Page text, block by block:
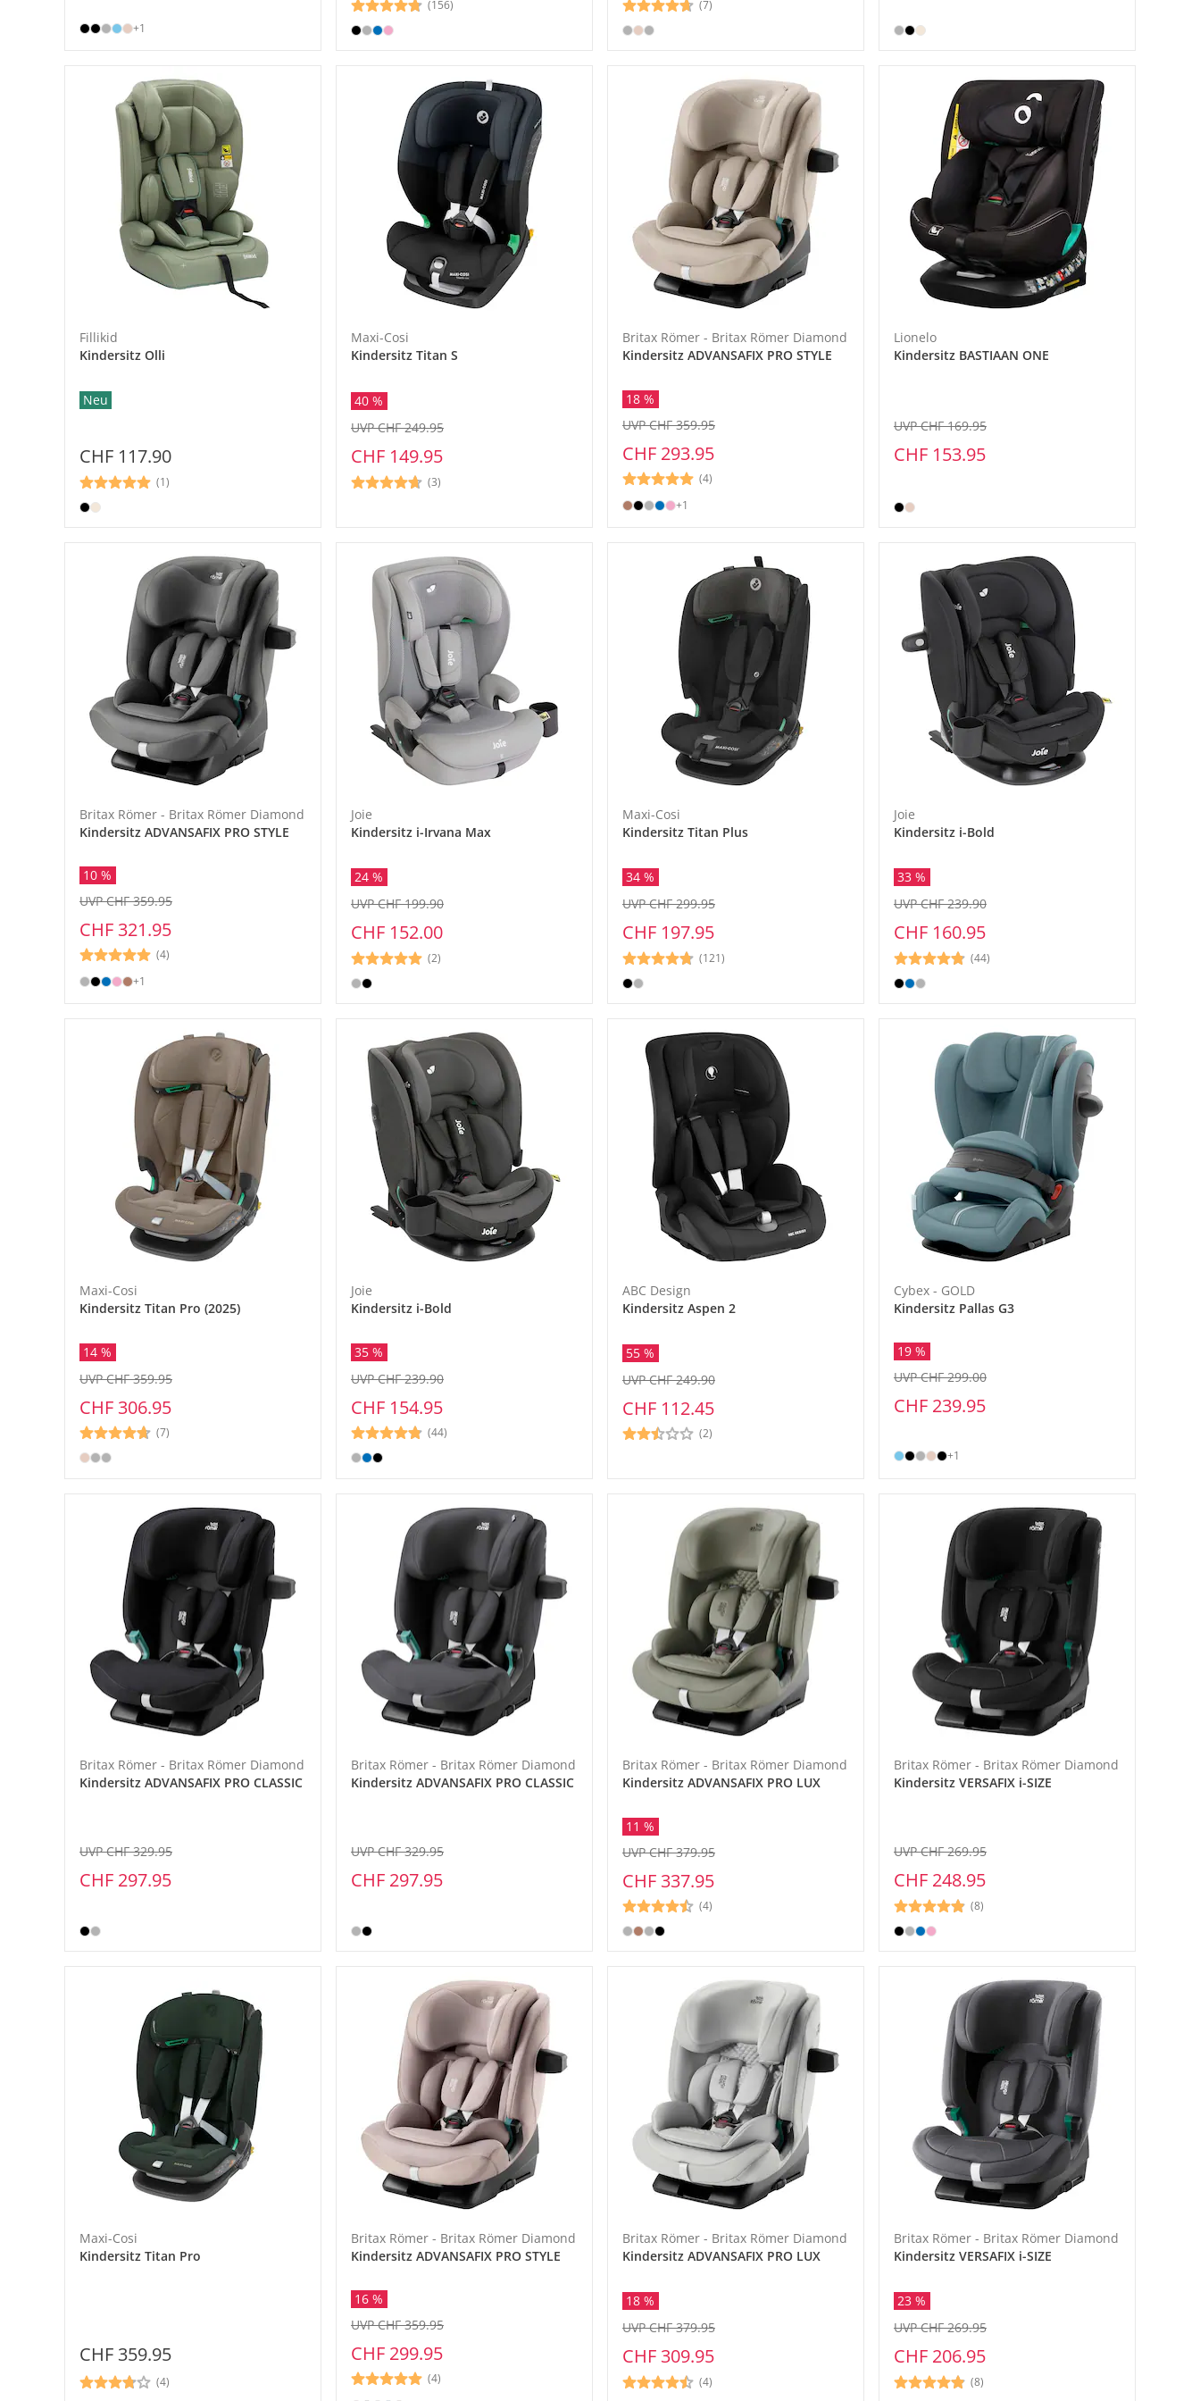
+1
(156) (7)
Fillikid
Kindersitz Olli
Neu
CHF 117.90
(1)
Maxi-Cosi
Kindersitz Titan S
40 %
CHF 149.95
UVP CHF 249.95
(3)
Britax Römer - Britax Römer Diamond
Kindersitz ADVANSAFIX PRO STYLE
18 %
CHF 293.95
UVP CHF 359.95
(4)
+1
Lionelo
Kindersitz BASTIAAN ONE
CHF 153.95
UVP CHF 169.95
Britax Römer - Britax Römer Diamond
Kindersitz ADVANSAFIX PRO STYLE
10 %
CHF 321.95
UVP CHF 359.95
(4)
+1
Joie
Kindersitz i-Irvana Max
24 %
CHF 152.00
UVP CHF 199.90
(2)
Maxi-Cosi
Kindersitz Titan Plus
34 %
CHF 197.95
UVP CHF 299.95
(121)
Joie
Kindersitz i-Bold
33 %
CHF 160.95
UVP CHF 239.90
(44)
Maxi-Cosi
Kindersitz Titan Pro (2025)
14 %
CHF 306.95
UVP CHF 359.95
(7)
Joie
Kindersitz i-Bold
35 %
CHF 154.95
UVP CHF 239.90
(44)
ABC Design
Kindersitz Aspen 2
55 %
CHF 112.45
UVP CHF 249.90
(2)
Cybex - GOLD
Kindersitz Pallas G3
19 %
CHF 239.95
UVP CHF 299.00
+1
Britax Römer - Britax Römer Diamond
Kindersitz ADVANSAFIX PRO CLASSIC
CHF 297.95
UVP CHF 329.95
Britax Römer - Britax Römer Diamond
Kindersitz ADVANSAFIX PRO CLASSIC
CHF 297.95
UVP CHF 329.95
Britax Römer - Britax Römer Diamond
Kindersitz ADVANSAFIX PRO LUX
11 %
CHF 337.95
UVP CHF 379.95
(4)
Britax Römer - Britax Römer Diamond
Kindersitz VERSAFIX i-SIZE
CHF 248.95
UVP CHF 269.95
(8)
Maxi-Cosi
Kindersitz Titan Pro
CHF 359.95
(4)
Britax Römer - Britax Römer Diamond
Kindersitz ADVANSAFIX PRO STYLE
16 %
CHF 299.95
UVP CHF 359.95
(4)
Britax Römer - Britax Römer Diamond
Kindersitz ADVANSAFIX PRO LUX
18 %
CHF 309.95
UVP CHF 379.95
(4)
Britax Römer - Britax Römer Diamond
Kindersitz VERSAFIX i-SIZE
23 %
CHF 206.95
UVP CHF 269.95
(8)